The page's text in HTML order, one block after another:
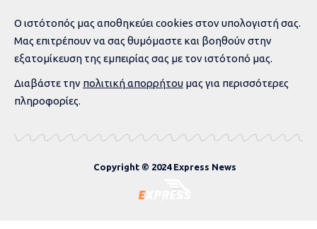
Ο ιστότοπός μας αποθηκεύει cookies στον υπολογιστή σας.
Μας επιτρέπουν να σας θυμόμαστε και βοηθούν στην
εξατομίκευση της εμπειρίας σας με τον ιστότοπό μας.
Διαβάστε την πολιτική απορρήτου μας για περισσότερες
πληροφορίες.
Copyright © 2024 Express News